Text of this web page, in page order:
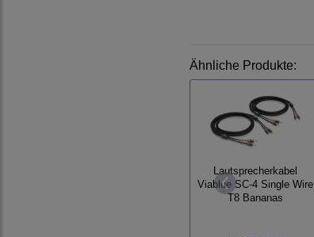
Ähnliche Produkte:
Lautsprecherkabel
Viablue SC-4 Single Wire
T8 Bananas